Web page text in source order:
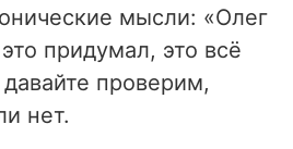
мысли: «Олег
придумал, это всё
проверим,
нет.